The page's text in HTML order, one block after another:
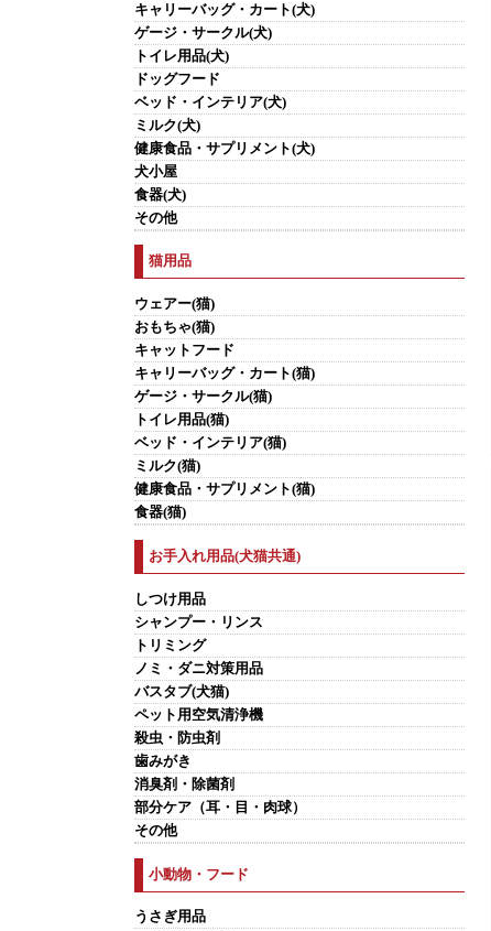
キャリーバッグ・カート(犬)
ゲージ・サークル(犬)
トイレ用品(犬)
ドッグフード
ベッド・インテリア(犬)
ミルク(犬)
健康食品・サプリメント(犬)
犬小屋
食器(犬)
その他
猫用品
ウェアー(猫)
おもちゃ(猫)
キャットフード
キャリーバッグ・カート(猫)
ゲージ・サークル(猫)
トイレ用品(猫)
ベッド・インテリア(猫)
ミルク(猫)
健康食品・サプリメント(猫)
食器(猫)
お手入れ用品(犬猫共通)
しつけ用品
シャンプー・リンス
トリミング
ノミ・ダニ対策用品
バスタブ(犬猫)
ペット用空気清浄機
殺虫・防虫剤
歯みがき
消臭剤・除菌剤
部分ケア（耳・目・肉球）
その他
小動物・フード
うさぎ用品